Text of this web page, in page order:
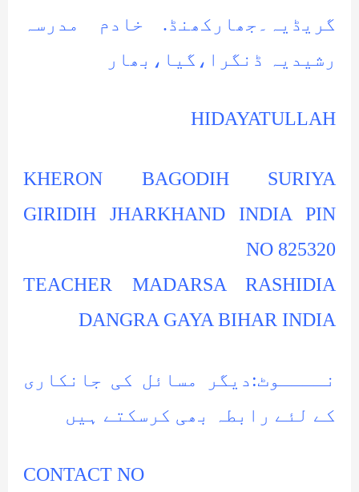
گریڈیہ۔جھارکھنڈ. خادم مدرسہ
رشیدیہ ڈنگرا،گیا،بھار
HIDAYATULLAH
KHERON BAGODIH SURIYA
GIRIDIH JHARKHAND INDIA PIN
NO 825320
TEACHER MADARSA RASHIDIA
DANGRA GAYA BIHAR INDIA
نــــوٹ:دیگر مسائل کی جانکاری
کے لئے رابطہ بھی کرسکتے ہیں
CONTACT NO